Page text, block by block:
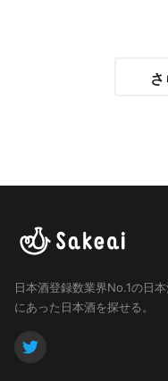
日本酒登録数業界No.1の日本
にあった日本酒を探せる。